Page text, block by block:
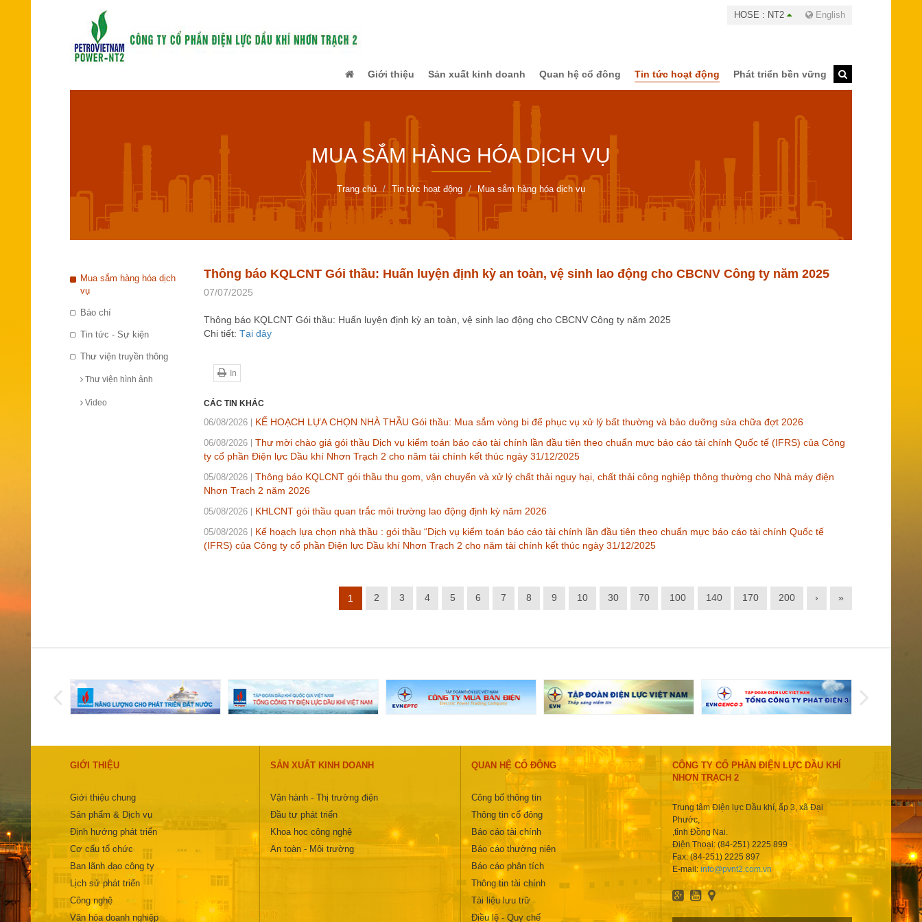
HOSE : NT2 English
Giới thiệu Sản xuất kinh doanh Quan hệ cổ đông Tin tức hoạt động Phát triển bền vững
MUA SẮM HÀNG HÓA DỊCH VỤ
Trang chủ Tin tức hoạt động Mua sắm hàng hóa dịch vụ
Mua sắm hàng hóa dịch
vụ
Báo chí
Tin tức - Sự kiện
Thư viện truyền thông
Thư viện hình ảnh
Video
Thông báo KQLCNT Gói thầu: Huấn luyện định kỳ an toàn, vệ sinh lao động cho CBCNV Công ty năm 2025
07/07/2025
Thông báo KQLCNT Gói thầu: Huấn luyện định kỳ an toàn, vệ sinh lao động cho CBCNV Công ty năm 2025
Chi tiết: Tại đây
In
CÁC TIN KHÁC
06/08/2026 KẾ HOẠCH LỰA CHỌN NHÀ THẦU Gói thầu: Mua sắm vòng bi để phục vụ xử lý bất thường và bảo dưỡng sửa chữa đợt 2026
06/08/2026
Thư mời chào giá gói thầu Dịch vụ kiểm toán báo cáo tài chính lần đầu tiên theo chuẩn mực báo cáo tài chính Quốc tế (IFRS) của Công
ty cổ phần Điện lực Dầu khí Nhơn Trạch 2 cho năm tài chính kết thúc ngày 31/12/2025
05/08/2026
Thông báo KQLCNT gói thầu thu gom, vận chuyển và xử lý chất thải nguy hại, chất thải công nghiệp thông thường cho Nhà máy điện
Nhơn Trạch 2 năm 2026
05/08/2026 KHLCNT gói thầu quan trắc môi trường lao động định kỳ năm 2026
05/08/2026
Kế hoạch lựa chọn nhà thầu : gói thầu “Dịch vụ kiểm toán báo cáo tài chính lần đầu tiên theo chuẩn mực báo cáo tài chính Quốc tế
(IFRS) của Công ty cổ phần Điện lực Dầu khí Nhơn Trạch 2 cho năm tài chính kết thúc ngày 31/12/2025
1 2 3 4 5 6 7 8 9 10 30 70 100 140 170 200 › »
GIỚI THIỆU
Giới thiệu chung
Sản phẩm & Dịch vụ
Định hướng phát triển
Cơ cấu tổ chức
Ban lãnh đạo công ty
Lịch sử phát triển
Công nghệ
Văn hóa doanh nghiệp
SẢN XUẤT KINH DOANH
Vận hành - Thị trường điện
Đầu tư phát triển
Khoa học công nghệ
An toàn - Môi trường
QUAN HỆ CỔ ĐÔNG
Công bố thông tin
Thông tin cổ đông
Báo cáo tài chính
Báo cáo thường niên
Báo cáo phân tích
Thông tin tài chính
Tài liệu lưu trữ
Điều lệ - Quy chế
CÔNG TY CỔ PHẦN ĐIỆN LỰC DẦU KHÍ
NHƠN TRẠCH 2
Trung tâm Điện lực Dầu khí, ấp 3, xã Đại
Phước,
,tỉnh Đồng Nai.
Điện Thoại: (84-251) 2225 899
Fax: (84-251) 2225 897
E-mail: info@pvnt2.com.vn